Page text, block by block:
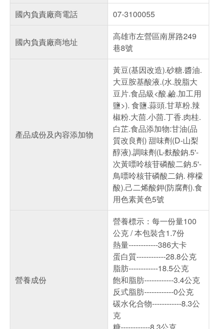
國內負責廠商電話
07-3100055
國內負責廠商地址
高雄市左營區南屏路249
巷8號
產品成份及內容添加物
黃豆(基因改造).砂糖.醬油.
大豆胺基酸液.(水.脫脂大
豆片.食品級<酸.鹼.加工用
鹽>). 食鹽.蒜頭.甘草粉.辣
椒粉.大茴.小茴.丁香.肉桂.
白芷.食品添加物:甘油(品
質改良劑) 甜味劑(D-山梨
醇液).調味劑(L-麩酸鈉.5'-
次黃嘌呤核苷磷酸二鈉.5'-
鳥嘌呤核苷磷酸二鈉. 檸檬
酸).己二烯酸鉀(防腐劑).食
用色素黃色5號
營養成份
營養標示：每一份量100
公克 / 本包裝含1.7份
熱量------------386大卡
蛋白質------------28.8公克
脂肪------------18.5公克
飽和脂肪------------3.4公克
反式脂肪------------0公克
碳水化合物------------8.3公
克
糖------------8.3公克